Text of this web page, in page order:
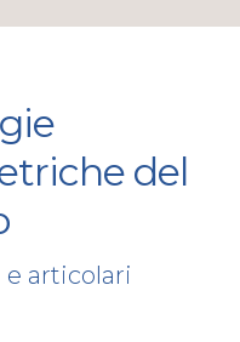
del
articolari